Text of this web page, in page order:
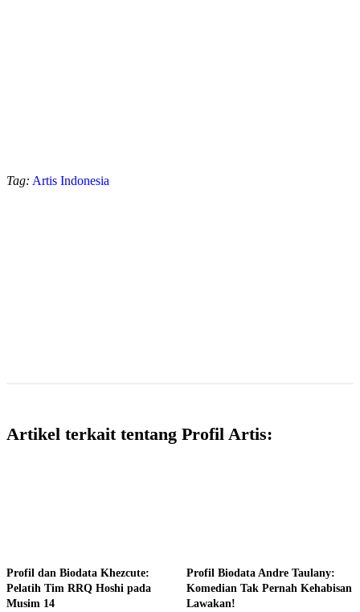
Tag: Artis Indonesia
Artikel terkait tentang Profil Artis:
Profil dan Biodata Khezcute:
Pelatih Tim RRQ Hoshi pada
Musim 14
Profil Biodata Andre Taulany:
Komedian Tak Pernah Kehabisan
Lawakan!